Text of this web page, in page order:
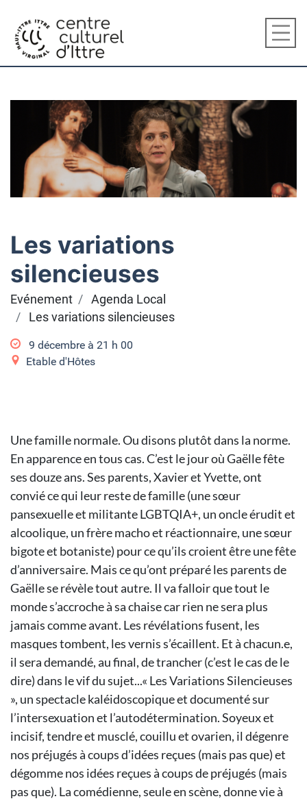
Les variations
silencieuses
Evénement
Agenda Local
Les variations silencieuses
9 décembre à 21 h 00
Etable d'Hôtes
Une famille normale. Ou disons plutôt dans la norme.
En apparence en tous cas. C’est le jour où Gaëlle fête
ses douze ans. Ses parents, Xavier et Yvette, ont
convié ce qui leur reste de famille (une sœur
pansexuelle et militante LGBTQIA+, un oncle érudit et
alcoolique, un frère macho et réactionnaire, une sœur
bigote et botaniste) pour ce qu’ils croient être une fête
d’anniversaire. Mais ce qu’ont préparé les parents de
Gaëlle se révèle tout autre. Il va falloir que tout le
monde s’accroche à sa chaise car rien ne sera plus
jamais comme avant. Les révélations fusent, les
masques tombent, les vernis s’écaillent. Et à chacun.e,
il sera demandé, au final, de trancher (c’est le cas de le
dire) dans le vif du sujet...« Les Variations Silencieuses
», un spectacle kaléidoscopique et documenté sur
l’intersexuation et l’autodétermination. Soyeux et
incisif, tendre et musclé, couillu et ovarien, il dégenre
nos préjugés à coups d’idées reçues (mais pas que) et
dégomme nos idées reçues à coups de préjugés (mais
pas que). La comédienne, seule en scène, donne vie à